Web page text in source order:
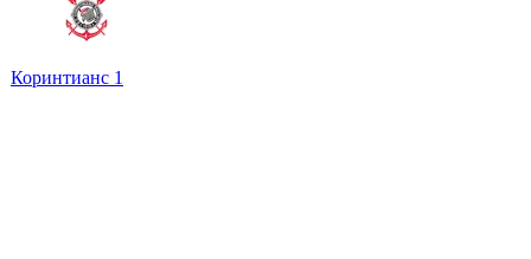
Коринтианс 1